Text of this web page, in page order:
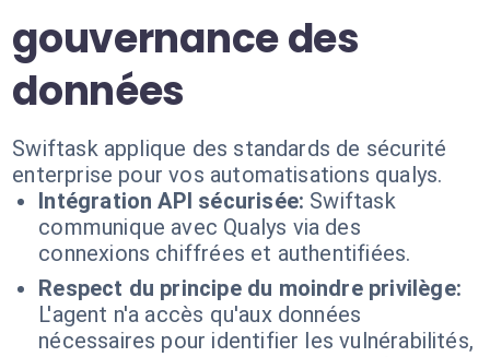
gouvernance des
données
Swiftask applique des standards de sécurité
enterprise pour vos automatisations qualys.
Intégration API sécurisée: Swiftask
communique avec Qualys via des
connexions chiffrées et authentifiées.
Respect du principe du moindre privilège:
L'agent n'a accès qu'aux données
nécessaires pour identifier les vulnérabilités,